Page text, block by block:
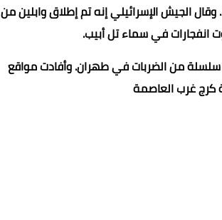
الجيش الإسرائيلي إنه تم إطلاق وابلين من
انفجارات في سماء تل أبيب.
سلسلة من الضربات في طهران. وأفادت مواقع
كرج غرب العاصمة